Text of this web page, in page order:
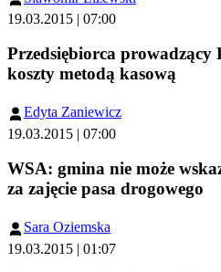
19.03.2015 | 07:00
Przedsiębiorca prowadzący
koszty metodą kasową
Edyta Zaniewicz
19.03.2015 | 07:00
WSA: gmina nie może
za zajęcie pasa drogowego
Sara Oziemska
19.03.2015 | 01:07